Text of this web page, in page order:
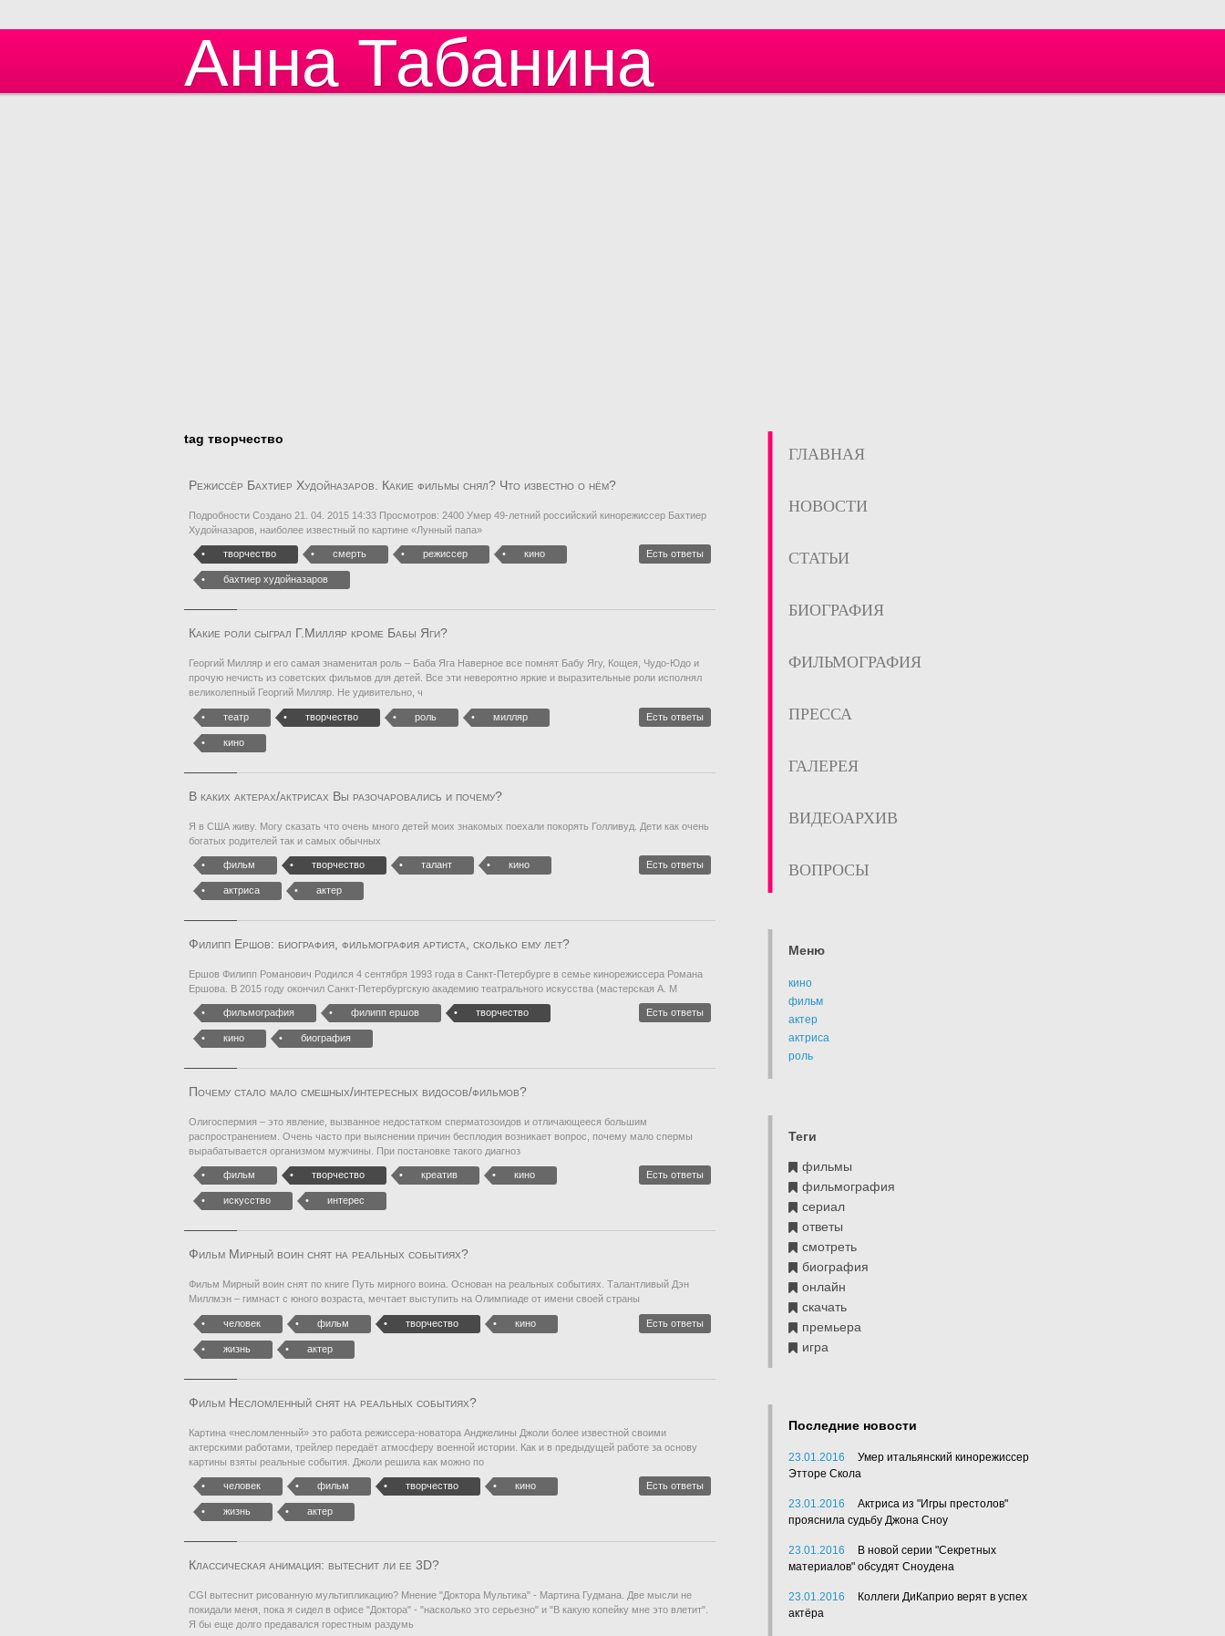
Анна Табанина
tag творчество
Режиссёр Бахтиер Худойназаров. Какие фильмы снял? Что известно о нём?
Подробности Создано 21. 04. 2015 14:33 Просмотров: 2400 Умер 49-летний российский кинорежиссер Бахтиер
Худойназаров, наиболее известный по картине «Лунный папа»
творчество смерть режиссер кино
бахтиер худойназаров
Есть ответы
Какие роли сыграл Г.Милляр кроме Бабы Яги?
Георгий Милляр и его самая знаменитая роль – Баба Яга Наверное все помнят Бабу Ягу, Кощея, Чудо-Юдо и
прочую нечисть из советских фильмов для детей. Все эти невероятно яркие и выразительные роли исполнял
великолепный Георгий Милляр. Не удивительно, ч
театр творчество роль милляр
кино
Есть ответы
В каких актерах/актрисах Вы разочаровались и почему?
Я в США живу. Могу сказать что очень много детей моих знакомых поехали покорять Голливуд. Дети как очень
богатых родителей так и самых обычных
фильм творчество талант кино
актриса актер
Есть ответы
Филипп Ершов: биография, фильмография артиста, сколько ему лет?
Ершов Филипп Романович Родился 4 сентября 1993 года в Санкт-Петербурге в семье кинорежиссера Романа
Ершова. В 2015 году окончил Санкт-Петербургскую академию театрального искусства (мастерская А. М
фильмография филипп ершов творчество
кино биография
Есть ответы
Почему стало мало смешных/интересных видосов/фильмов?
Олигоспермия – это явление, вызванное недостатком сперматозоидов и отличающееся большим
распространением. Очень часто при выяснении причин бесплодия возникает вопрос, почему мало спермы
вырабатывается организмом мужчины. При постановке такого диагноз
фильм творчество креатив кино
искусство интерес
Есть ответы
Фильм Мирный воин снят на реальных событиях?
Фильм Мирный воин снят по книге Путь мирного воина. Основан на реальных событиях. Талантливый Дэн
Миллмэн – гимнаст с юного возраста, мечтает выступить на Олимпиаде от имени своей страны
человек фильм творчество кино
жизнь актер
Есть ответы
Фильм Несломленный снят на реальных событиях?
Картина «несломленный» это работа режиссера-новатора Анджелины Джоли более известной своими
актерскими работами, трейлер передаёт атмосферу военной истории. Как и в предыдущей работе за основу
картины взяты реальные события. Джоли решила как можно по
человек фильм творчество кино
жизнь актер
Есть ответы
Классическая анимация: вытеснит ли ее 3D?
CGI вытеснит рисованную мультипликацию? Мнение "Доктора Мультика" - Мартина Гудмана. Две мысли не
покидали меня, пока я сидел в офисе "Доктора" - "насколько это серьезно" и "В какую копейку мне это влетит".
Я бы еще долго предавался горестным раздумь
ГЛАВНАЯ
НОВОСТИ
СТАТЬИ
БИОГРАФИЯ
ФИЛЬМОГРАФИЯ
ПРЕССА
ГАЛЕРЕЯ
ВИДЕОАРХИВ
ВОПРОСЫ
Меню
кино
фильм
актер
актриса
роль
Теги
фильмы
фильмография
сериал
ответы
смотреть
биография
онлайн
скачать
премьера
игра
Последние новости
23.01.2016
Умер итальянский кинорежиссер
Этторе Скола
23.01.2016
Актриса из "Игры престолов"
прояснила судьбу Джона Сноу
23.01.2016
В новой серии "Секретных
материалов" обсудят Сноудена
23.01.2016
Коллеги ДиКаприо верят в успех
актёра